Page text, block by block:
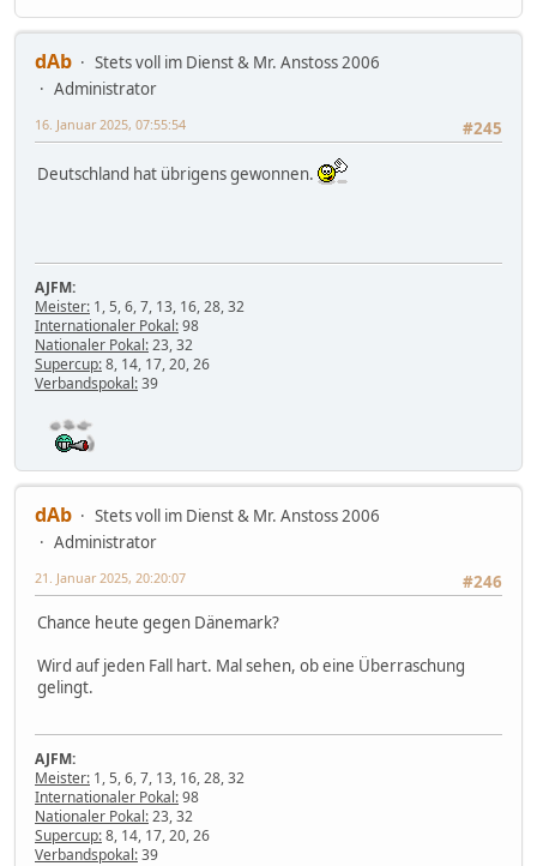
dAb
Stets voll im Dienst & Mr. Anstoss 2006
Administrator
#245
16. Januar 2025, 07:55:54
Deutschland hat übrigens gewonnen.
AJFM:
Meister: 1, 5, 6, 7, 13, 16, 28, 32
Internationaler Pokal:98
Nationaler Pokal:23, 32
Supercup:8, 14, 17, 20, 26
Verbandspokal:39
dAb
Stets voll im Dienst & Mr. Anstoss 2006
Administrator
#246
21. Januar 2025, 20:20:07
Chance heute gegen Dänemark?
Wird auf jeden Fall hart. Mal sehen, ob eine Überraschung
gelingt.
AJFM:
Meister: 1, 5, 6, 7, 13, 16, 28, 32
Internationaler Pokal:98
Nationaler Pokal:23, 32
Supercup:8, 14, 17, 20, 26
Verbandspokal:39